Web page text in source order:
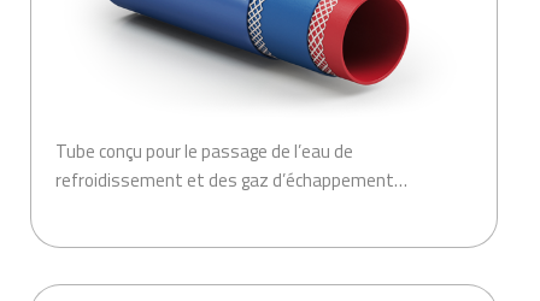
Tube conçu pour le passage de l’eau de
refroidissement et des gaz d’échappement…